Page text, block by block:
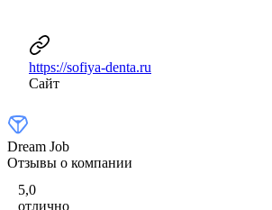
https://sofiya-denta.ru
Сайт
Dream Job
Отзывы о компании
5,0
отлично